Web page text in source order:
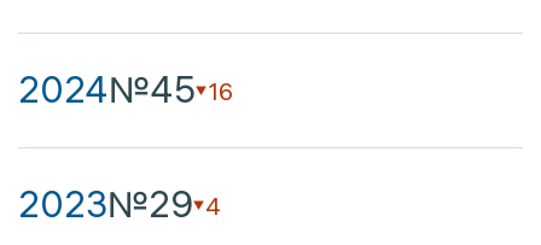
2024№45 16
2023№29 4